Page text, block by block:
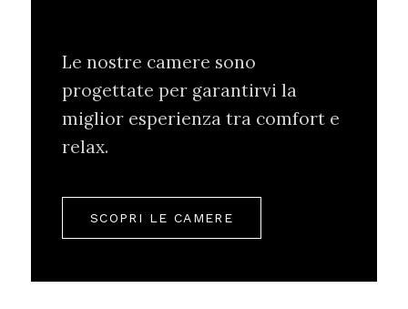
Le nostre camere sono
progettate per garantirvi la
miglior esperienza tra comfort e
relax.
SCOPRI LE CAMERE